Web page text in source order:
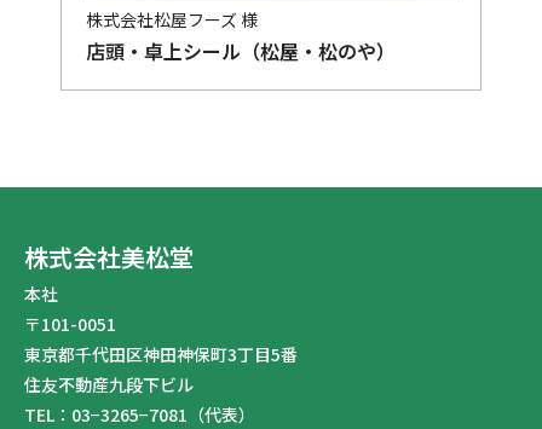
株式会社松屋フーズ 様
店頭・卓上シール（松屋・松のや）
株式会社美松堂
本社
〒101-0051
東京都千代田区神田神保町3丁目5番
住友不動産九段下ビル
TEL：03−3265−7081（代表）